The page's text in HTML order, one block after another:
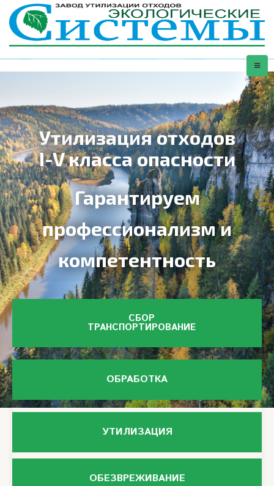
Утилизация отходов
I-V класса опасности
Гарантируем
профессионализм и
компетентность
СБОР
ТРАНСПОРТИРОВАНИЕ
ОБРАБОТКА
УТИЛИЗАЦИЯ
ОБЕЗВРЕЖИВАНИЕ